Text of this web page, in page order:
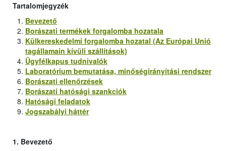
Tartalomjegyzék
Bevezető
Borászati termékek forgalomba hozatala
Külkereskedelmi forgalomba hozatal (Az Európai Unió
tagállamain kívüli szállítások)
Ügyfélkapus tudnivalók
Laboratórium bemutatása, minőségirányítási rendszer
Borászati ellenőrzések
Borászati hatósági szankciók
Hatósági feladatok
Jogszabályi háttér
1. Bevezető